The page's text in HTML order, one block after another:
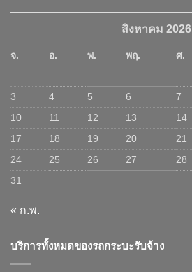
สิงหาคม 2026
จ. อ. พ. พฤ. ศ.
3
4 5 6 7
10
11 12 13 14
17
18 19 20 21
24
25 26 27 28
31
« ก.พ.
บริการทั้งหมดของรถกระบะรับจ้าง